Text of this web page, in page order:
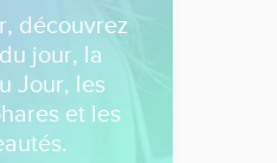
découvrez
jour, la
Jour, les
et les